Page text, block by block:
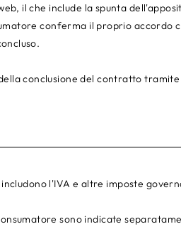
il che include la spunta
conferma il proprio accordo
conclusione del contratto
l'IVA e altre imposte
sono indicate